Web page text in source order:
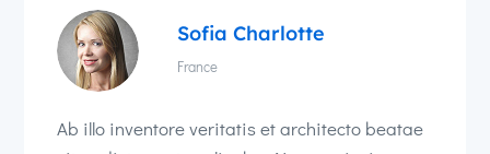
Sofia Charlotte
France
Ab illo inventore veritatis et architecto beatae